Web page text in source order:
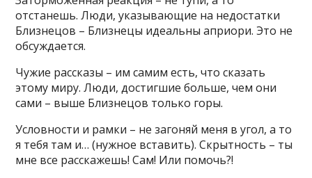
отстанешь. Люди, указывающие на недостатки
Близнецов – Близнецы идеальны априори. Это не
обсуждается.
Чужие рассказы – им самим есть, что сказать
этому миру. Люди, достигшие больше, чем они
сами – выше Близнецов только горы.
Условности и рамки – не загоняй меня в угол, а то
я тебя там и… (нужное вставить). Скрытность – ты
мне все расскажешь! Сам! Или помочь?!